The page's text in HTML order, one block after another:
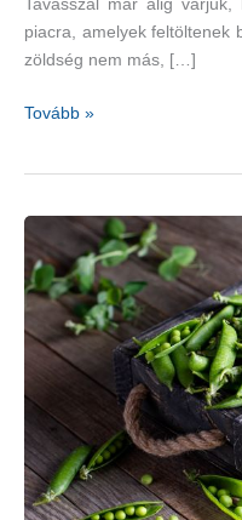
Tavasszal már alig
piacra, amelyek feltöltenek
zöldség nem más, […]
Egy
spárga
snidlinges
spárgasaláta,
borsós
spárga
és
uborkás
spárgaital
Tovább »